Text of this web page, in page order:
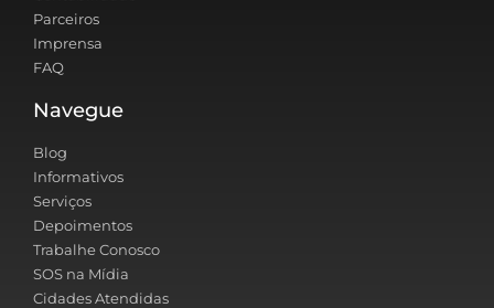
Parceiros
Imprensa
FAQ
Navegue
Blog
Informativos
Serviços
Depoimentos
Trabalhe Conosco
SOS na Mídia
Cidades Atendidas